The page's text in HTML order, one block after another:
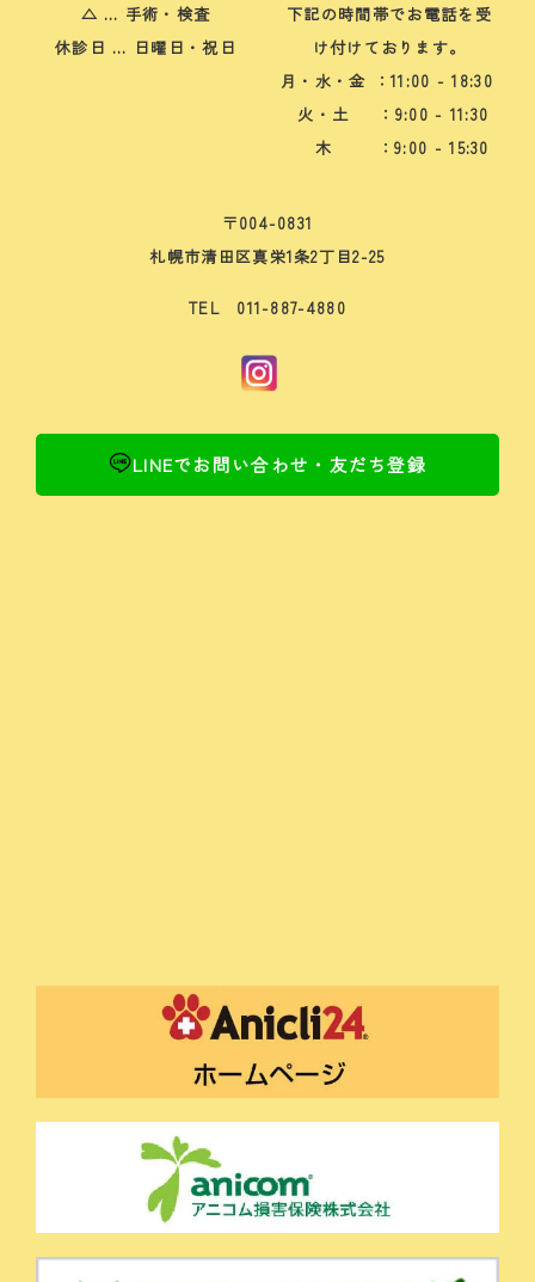
△ … 手術・検査
休診日 … 日曜日・祝日
下記の時間帯でお電話を受
け付けております。
月・水・金
：11:00 - 18:30
火・土
：9:00 - 11:30
木
：9:00 - 15:30
〒004-0831
札幌市清田区真栄1条2丁目2-25
TEL 011-887-4880
LINEでお問い合わせ・友だち登録